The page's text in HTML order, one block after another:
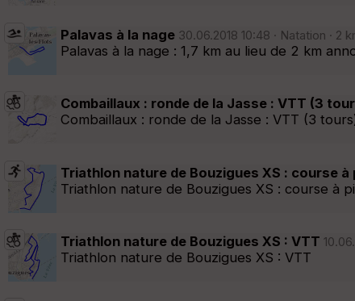
Palavas à la nage 30.06.2018 10:48 · Natation · 2
Palavas à la nage : 1,7 km au lieu de 2 km
Combaillaux : ronde de la Jasse : VTT (3
Combaillaux : ronde de la Jasse : VTT (3
Triathlon nature de Bouzigues XS : course à
Triathlon nature de Bouzigues XS : course à
Triathlon nature de Bouzigues XS : VTT
Triathlon nature de Bouzigues XS : VTT